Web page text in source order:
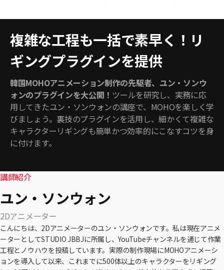
複雑な工程も一括で素早く！リ
ギングプラグインを提供
韓国MOHOアニメーション制作の先駆者、ユン・ソンウ
ォンのプラグインを大公開！ ツールを研究し、実務に応
用してきたユン・ソンウォンの講座で、MOHOを楽しく学
びましょう。裏技のプラグインを活用し、細かくて複雑な
キャラクターリギングも簡単かつ効率的にこなすコツを身
に付けます。
講師紹介
ユン・ソンウォン
2Dアニメーター
こんにちは、2Dアニメーターのユン・ソンウォンです。私は現在アニメ
ーターとしてSTUDIO JBBJに所属し、YouTubeチャンネルを通じて作業
工程とノウハウを投稿しています。実際の制作現場にMOHOアニメーシ
ョンを導入して以来、これまでに500体以上のキャラクターをリギング